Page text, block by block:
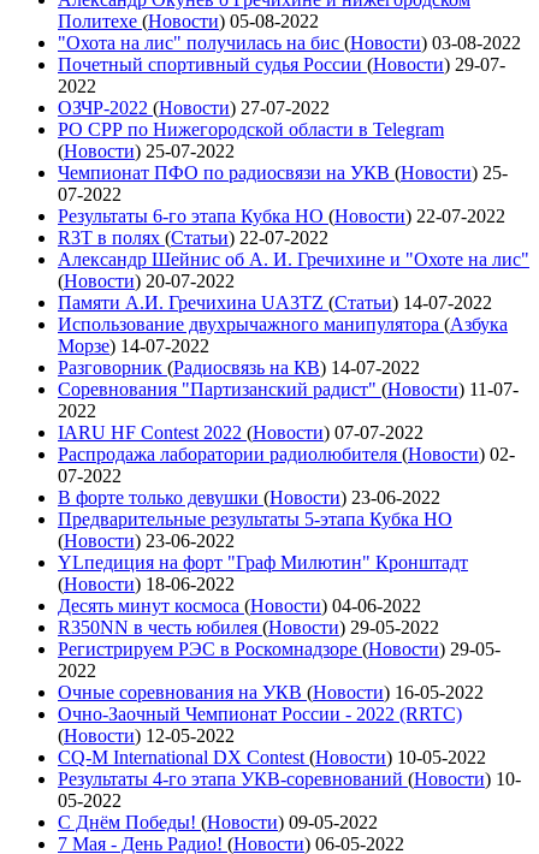
Политехе (Новости) 05-08-2022
"Охота на лис" получилась на бис (Новости) 03-08-2022
Почетный спортивный судья России (Новости) 29-07-
2022
ОЗЧР-2022 (Новости) 27-07-2022
РО СРР по Нижегородской области в Telegram
(Новости) 25-07-2022
Чемпионат ПФО по радиосвязи на УКВ (Новости) 25-
07-2022
Результаты 6-го этапа Кубка НО (Новости) 22-07-2022
R3T в полях (Статьи) 22-07-2022
Александр Шейнис об А. И. Гречихине и "Охоте на лис"
(Новости) 20-07-2022
Памяти А.И. Гречихина UA3TZ (Статьи) 14-07-2022
Использование двухрычажного манипулятора (Азбука
Морзе) 14-07-2022
Разговорник (Радиосвязь на КВ) 14-07-2022
Соревнования "Партизанский радист" (Новости) 11-07-
2022
IARU HF Contest 2022 (Новости) 07-07-2022
Распродажа лаборатории радиолюбителя (Новости) 02-
07-2022
В форте только девушки (Новости) 23-06-2022
Предварительные результаты 5-этапа Кубка НО
(Новости) 23-06-2022
YLпедиция на форт "Граф Милютин" Кронштадт
(Новости) 18-06-2022
Десять минут космоса (Новости) 04-06-2022
R350NN в честь юбилея (Новости) 29-05-2022
Регистрируем РЭС в Роскомнадзоре (Новости) 29-05-
2022
Очные соревнования на УКВ (Новости) 16-05-2022
Очно-Заочный Чемпионат России - 2022 (RRTC)
(Новости) 12-05-2022
CQ-M International DX Contest (Новости) 10-05-2022
Результаты 4-го этапа УКВ-соревнований (Новости) 10-
05-2022
С Днём Победы! (Новости) 09-05-2022
7 Мая - День Радио! (Новости) 06-05-2022